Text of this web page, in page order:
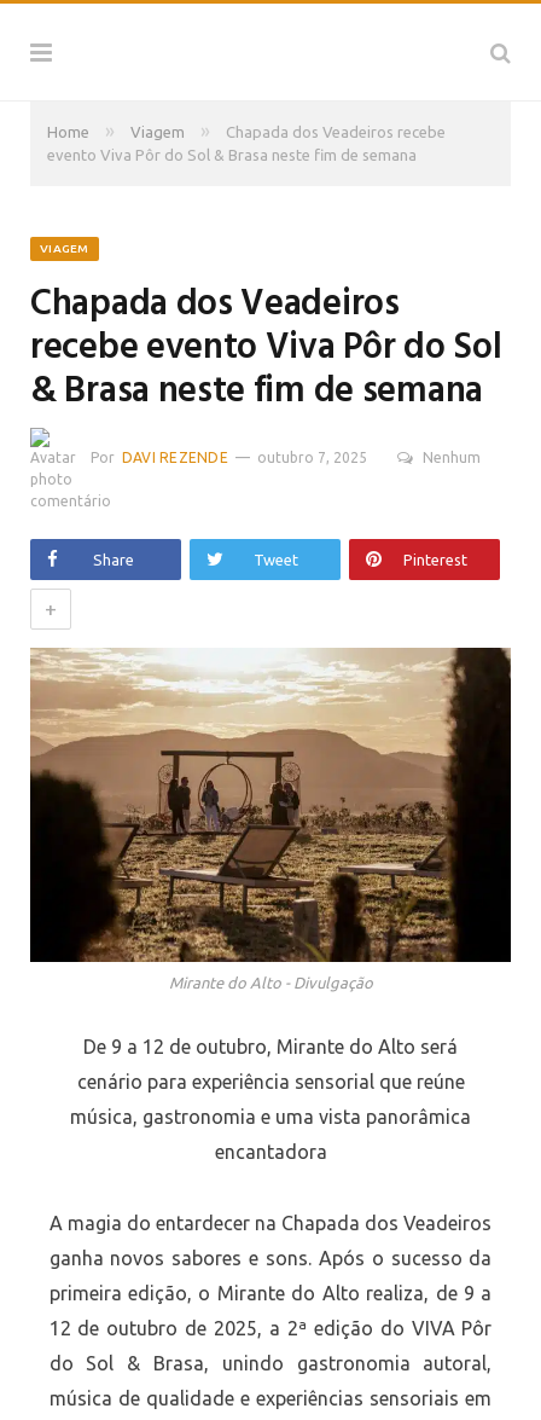
Home » Viagem »
Chapada dos Veadeiros recebe
evento Viva Pôr do Sol & Brasa neste fim de semana
VIAGEM
Chapada dos Veadeiros
recebe evento Viva Pôr do Sol
& Brasa neste fim de semana
Por DAVI REZENDE outubro 7, 2025 Nenhum
comentário
Share Tweet Pinterest
+
Mirante do Alto - Divulgação
De 9 a 12 de outubro, Mirante do Alto será
cenário para experiência sensorial que reúne
música, gastronomia e uma vista panorâmica
encantadora
A magia do entardecer na Chapada dos Veadeiros
ganha novos sabores e sons. Após o sucesso da
primeira edição, o Mirante do Alto realiza, de 9 a
12 de outubro de 2025, a 2ª edição do VIVA Pôr
do Sol & Brasa, unindo gastronomia autoral,
música de qualidade e experiências sensoriais em